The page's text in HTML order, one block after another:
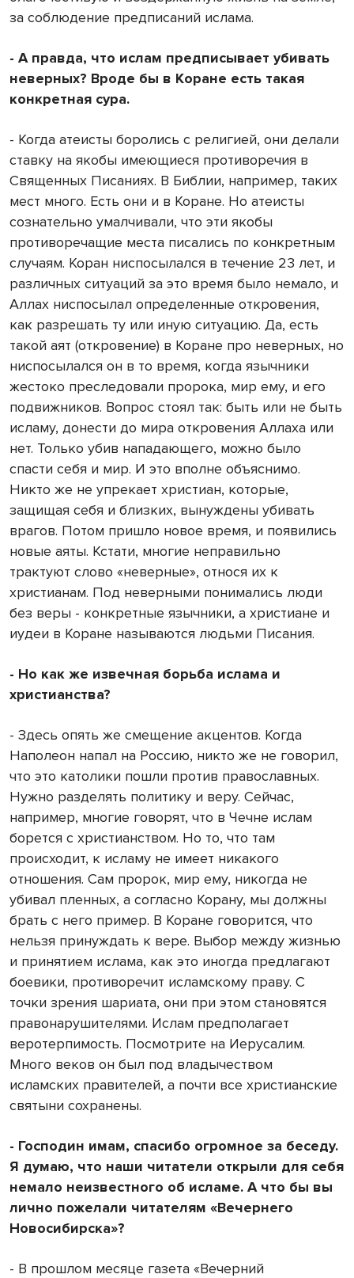
за соблюдение предписаний ислама.
- А правда, что ислам предписывает убивать
неверных? Вроде бы в Коране есть такая
конкретная сура.
- Когда атеисты боролись с религией, они делали
ставку на якобы имеющиеся противоречия в
Священных Писаниях. В Библии, например, таких
мест много. Есть они и в Коране. Но атеисты
сознательно умалчивали, что эти якобы
противоречащие места писались по конкретным
случаям. Коран ниспосылался в течение 23 лет, и
различных ситуаций за это время было немало, и
Аллах ниспосылал определенные откровения,
как разрешать ту или иную ситуацию. Да, есть
такой аят (откровение) в Коране про неверных, но
ниспосылался он в то время, когда язычники
жестоко преследовали пророка, мир ему, и его
подвижников. Вопрос стоял так: быть или не быть
исламу, донести до мира откровения Аллаха или
нет. Только убив нападающего, можно было
спасти себя и мир. И это вполне объяснимо.
Никто же не упрекает христиан, которые,
защищая себя и близких, вынуждены убивать
врагов. Потом пришло новое время, и появились
новые аяты. Кстати, многие неправильно
трактуют слово «неверные», относя их к
христианам. Под неверными понимались люди
без веры - конкретные язычники, а христиане и
иудеи в Коране называются людьми Писания.
- Но как же извечная борьба ислама и
христианства?
- Здесь опять же смещение акцентов. Когда
Наполеон напал на Россию, никто же не говорил,
что это католики пошли против православных.
Нужно разделять политику и веру. Сейчас,
например, многие говорят, что в Чечне ислам
борется с христианством. Но то, что там
происходит, к исламу не имеет никакого
отношения. Сам пророк, мир ему, никогда не
убивал пленных, а согласно Корану, мы должны
брать с него пример. В Коране говорится, что
нельзя принуждать к вере. Выбор между жизнью
и принятием ислама, как это иногда предлагают
боевики, противоречит исламскому праву. С
точки зрения шариата, они при этом становятся
правонарушителями. Ислам предполагает
веротерпимость. Посмотрите на Иерусалим.
Много веков он был под владычеством
исламских правителей, а почти все христианские
святыни сохранены.
- Господин имам, спасибо огромное за беседу.
Я думаю, что наши читатели открыли для себя
немало неизвестного об исламе. А что бы вы
лично пожелали читателям «Вечернего
Новосибирска»?
- В прошлом месяце газета «Вечерний